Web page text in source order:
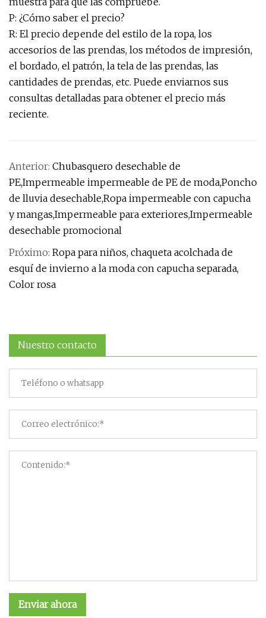
P: ¿Cómo saber el precio?
R: El precio depende del estilo de la ropa, los
accesorios de las prendas, los métodos de impresión,
el bordado, el patrón, la tela de las prendas, las
cantidades de prendas, etc. Puede enviarnos sus
consultas detalladas para obtener el precio más
reciente.
Anterior: Chubasquero desechable de
PE,Impermeable impermeable de PE de moda,Poncho
de lluvia desechable,Ropa impermeable con capucha
y mangas,Impermeable para exteriores,Impermeable
desechable promocional
Próximo: Ropa para niños, chaqueta acolchada de
esquí de invierno a la moda con capucha separada,
Color rosa
Nuestro contacto
Enviar ahora